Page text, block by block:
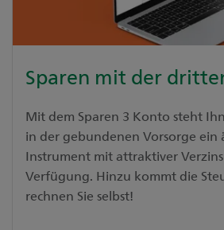
Sparen mit der
Mit dem Sparen 3 Konto steht
in der gebundenen Vorsorge ein
Instrument mit attraktiver
Verfügung. Hinzu kommt die
rechnen Sie selbst!